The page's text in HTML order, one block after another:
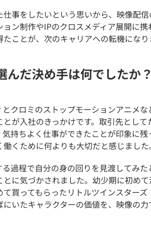
事をしたいという思いから、映像配
ョン制作やIPのクロスメディア展開に
ことが、次のキャリアへの転機になり
だ決め手は何でしたか？
クロミのストップモーションアニメ
が入社のきっかけです。取引先とし
持ちよく仕事ができたことが印象に
くために何よりも大切だと感じました
過程で自分の身の回りを見渡してみ
に気づかされました。幼少期に初め
て買ってもらったリトルツインスター
いたキャラクターの価値を、映像の